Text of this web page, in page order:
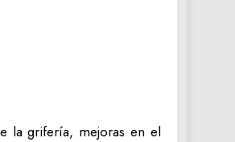
la grifería, mejoras en el